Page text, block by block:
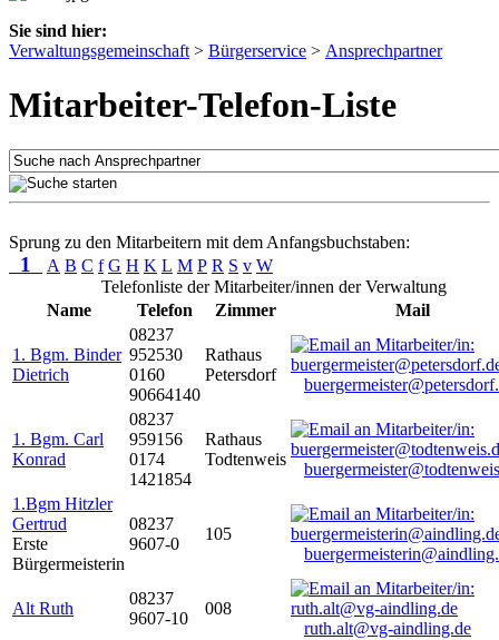
Sie sind hier:
Verwaltungsgemeinschaft > Bürgerservice > Ansprechpartner
Mitarbeiter-Telefon-Liste
Sprung zu den Mitarbeitern mit dem Anfangsbuchstaben:
1 A B C f G H K L M P R S v W
Telefonliste der Mitarbeiter/innen der Verwaltung
Name
Telefon Zimmer Mail
1. Bgm. Binder
Dietrich
08237
952530
0160
90664140
Rathaus
Petersdorf
1. Bgm. Carl
Konrad
08237
959156
0174
1421854
Rathaus
Todtenweis
1.Bgm Hitzler
Gertrud
Erste
Bürgermeisterin
08237
9607-0
105
Alt Ruth
08237
9607-10
008
ruth.alt@vg-aindling.de